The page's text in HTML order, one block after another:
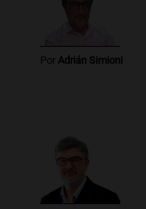
Por Adrián Simioni